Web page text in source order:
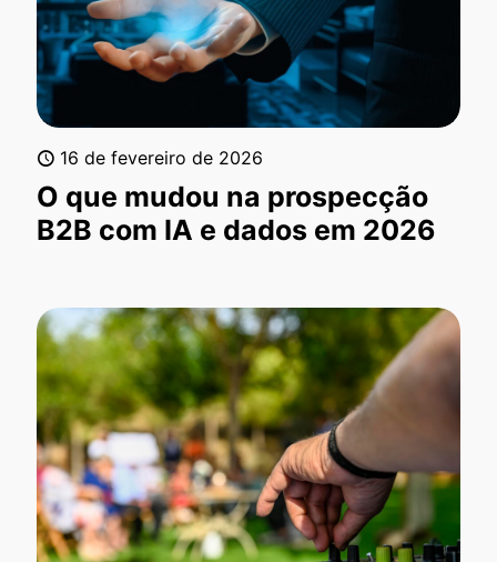
16 de fevereiro de 2026
O que mudou na prospecção
B2B com IA e dados em 2026